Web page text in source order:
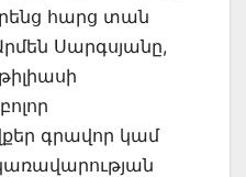
հարց տան
Սարգսյանը,
գրավոր կամ